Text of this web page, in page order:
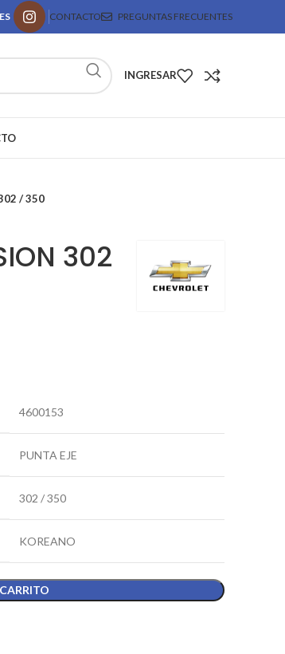
CONTACTO PREGUNTAS FRECUENTES
INGRESAR
/ 350
302
4600153
PUNTA EJE
302 / 350
KOREANO